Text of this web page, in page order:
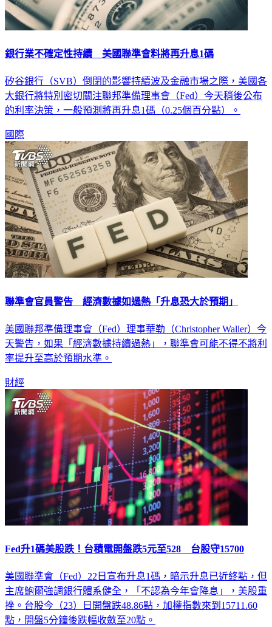
銀行業不確定性持續 美國聯準會料將再升息1碼
矽谷銀行（SVB）倒閉的影響持續波及金融市場之際，美國各
大銀行將特別密切關注聯邦準備理事會（Fed）今天稍後公布
的利率決策，一般預測將再升息1碼（0.25個百分點）。
國際
聯準會官員警告 經濟數據如過熱「升息恐大於預期」
美國聯邦準備理事會（Fed）理事華勒（Christopher Waller）今
天警告，如果「經濟數據持續過熱」，聯準會可能不得不將利
率提升至高於預期水準。
財經
Fed升1碼美股跌！台積電開盤跌5元至528 台股守15700
美國聯準會（Fed）22日宣布升息1碼，暗示升息已近終點，但
主席鮑爾強調銀行體系健全，「不認為今年會降息」，美股重
挫。台股今（23）日開盤跌48.86點，加權指數來到15711.60
點，開盤5分鐘後跌幅收斂至20點。